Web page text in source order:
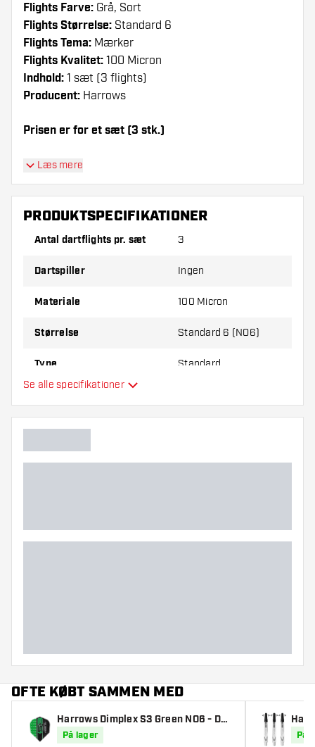
Flights Farve: Grå, Sort
Flights Størrelse: Standard 6
Flights Tema: Mærker
Flights Kvalitet: 100 Micron
Indhold: 1 sæt (3 flights)
Producent: Harrows
Prisen er for et sæt (3 stk.)
Dartshopper-tip!
Sørg for, at du har masser af flights og shafts
på lager. Disse kan blive beskadiget eller
Prøv en anden form, et andet materiale eller en
hvilken der passer bedst til dig!
Læs mere
PRODUKTSPECIFIKATIONER
Antal dartflights pr. sæt 3
Dartspiller Ingen
Materiale 100 Micron
Størrelse Standard 6 (NO6)
Type Standard
Yderligere farver
Se alle specifikationer
OFTE KØBT SAMMEN MED
Harrows Dimplex S3 Green NO6 - Dar
t Flights
På lager På